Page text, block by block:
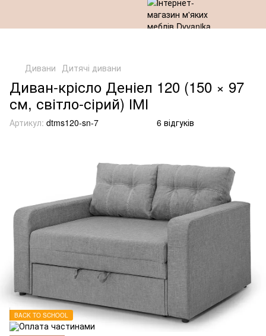
Дивани Дитячі дивани
Диван-крісло Деніел 120 (150 × 97
см, світло-сірий) ІМІ
Артикул: dtms120-sn-7 6 відгуків
BACK TO SCHOOL